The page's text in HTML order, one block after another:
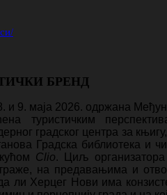
БРЕНД
и 9. маја 2026. одржана
туристичким
градског центра за
Градска библиотека и
Clio. Циљ организатора
на предавањима и
ли Херцег Нови има